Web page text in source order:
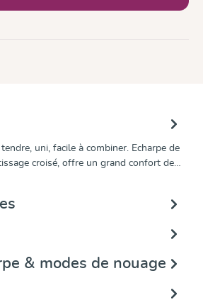
uni, facile à combiner. Echarpe de
croisé, offre un grand confort de…
& modes de nouage